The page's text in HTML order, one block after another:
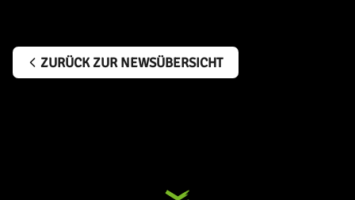
ZURÜCK ZUR NEWSÜBERSICHT